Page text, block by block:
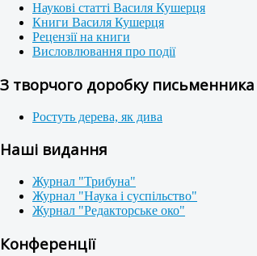
Наукові статті Василя Кушерця
Книги Василя Кушерця
Рецензії на книги
Висловлювання про події
З творчого доробку
Ростуть дерева, як дива
Наші видання
Журнал "Трибуна"
Журнал "Наука і суспільство"
Журнал "Редакторське око"
Конференції